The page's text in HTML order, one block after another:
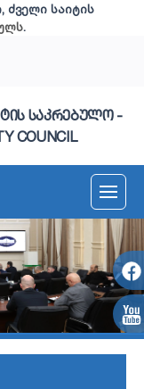
ძველი საიტის
.
საკრებულო -
COUNCIL